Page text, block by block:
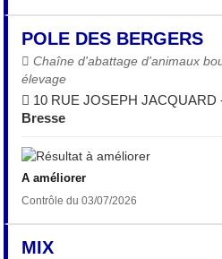
POLE DES BERGERS
Chaîne d'abattage d'animaux
élevage
10 RUE JOSEPH JACQUARD
Bresse
A améliorer
Contrôle du 03/07/2026
MIX